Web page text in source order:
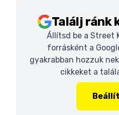
Találj ránk
Állítsd be a Street
forrásként a
gyakrabban hozzuk
cikkeket a